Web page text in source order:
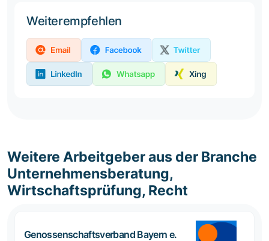
Weiterempfehlen
Weitere Arbeitgeber aus der Branche
Unternehmensberatung,
Wirtschaftsprüfung, Recht
Genossenschaftsverband Bayern e.